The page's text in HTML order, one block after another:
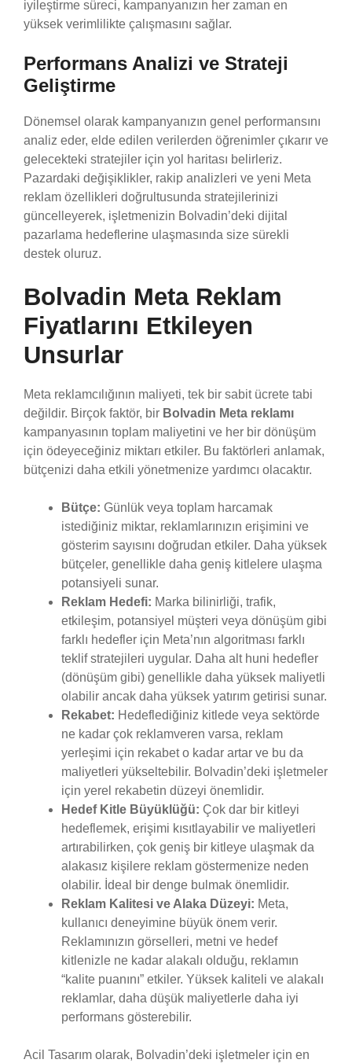
iyileştirme süreci, kampanyanızın her zaman en
yüksek verimlilikte çalışmasını sağlar.
Performans Analizi ve Strateji
Geliştirme
Dönemsel olarak kampanyanızın genel performansını
analiz eder, elde edilen verilerden öğrenimler çıkarır ve
gelecekteki stratejiler için yol haritası belirleriz.
Pazardaki değişiklikler, rakip analizleri ve yeni Meta
reklam özellikleri doğrultusunda stratejilerinizi
güncelleyerek, işletmenizin Bolvadin’deki dijital
pazarlama hedeflerine ulaşmasında size sürekli
destek oluruz.
Bolvadin Meta Reklam
Fiyatlarını Etkileyen
Unsurlar
Meta reklamcılığının maliyeti, tek bir sabit ücrete tabi
değildir. Birçok faktör, bir Bolvadin Meta reklamı
kampanyasının toplam maliyetini ve her bir dönüşüm
için ödeyeceğiniz miktarı etkiler. Bu faktörleri anlamak,
bütçenizi daha etkili yönetmenize yardımcı olacaktır.
Bütçe: Günlük veya toplam harcamak
istediğiniz miktar, reklamlarınızın erişimini ve
gösterim sayısını doğrudan etkiler. Daha yüksek
bütçeler, genellikle daha geniş kitlelere ulaşma
potansiyeli sunar.
Reklam Hedefi: Marka bilinirliği, trafik,
etkileşim, potansiyel müşteri veya dönüşüm gibi
farklı hedefler için Meta’nın algoritması farklı
teklif stratejileri uygular. Daha alt huni hedefler
(dönüşüm gibi) genellikle daha yüksek maliyetli
olabilir ancak daha yüksek yatırım getirisi sunar.
Rekabet: Hedeflediğiniz kitlede veya sektörde
ne kadar çok reklamveren varsa, reklam
yerleşimi için rekabet o kadar artar ve bu da
maliyetleri yükseltebilir. Bolvadin’deki işletmeler
için yerel rekabetin düzeyi önemlidir.
Hedef Kitle Büyüklüğü: Çok dar bir kitleyi
hedeflemek, erişimi kısıtlayabilir ve maliyetleri
artırabilirken, çok geniş bir kitleye ulaşmak da
alakasız kişilere reklam göstermenize neden
olabilir. İdeal bir denge bulmak önemlidir.
Reklam Kalitesi ve Alaka Düzeyi: Meta,
kullanıcı deneyimine büyük önem verir.
Reklamınızın görselleri, metni ve hedef
kitlenizle ne kadar alakalı olduğu, reklamın
“kalite puanını” etkiler. Yüksek kaliteli ve alakalı
reklamlar, daha düşük maliyetlerle daha iyi
performans gösterebilir.
Acil Tasarım olarak, Bolvadin’deki işletmeler için en